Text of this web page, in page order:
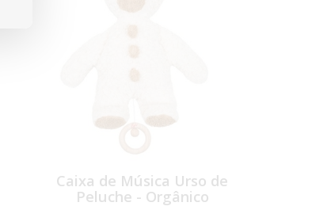
Caixa de Música Urso de
Peluche - Orgânico